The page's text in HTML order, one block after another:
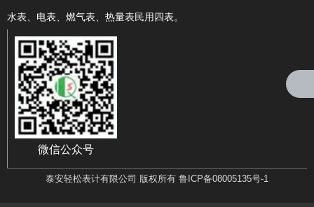
找不到任何内容
水表、电表、燃气表、热量表民用四表。
微信公众号
泰安轻松表计有限公司 版权所有 鲁ICP备08005135号-1